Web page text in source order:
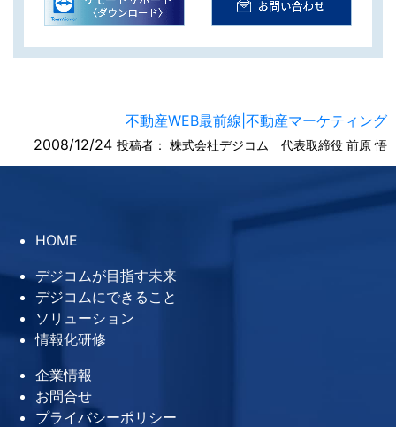
不動産WEB最前線|不動産マーケティング
2008/12/24 投稿者： 株式会社デジコム 代表取締役 前原 悟
HOME
デジコムが目指す未来
デジコムにできること
ソリューション
情報化研修
企業情報
お問合せ
プライバシーポリシー